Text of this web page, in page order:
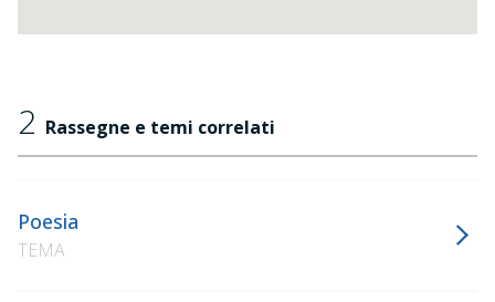
2 Rassegne e temi correlati
Poesia
TEMA